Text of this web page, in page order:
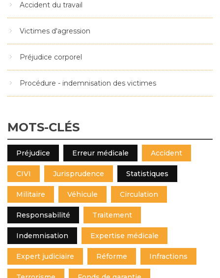
Accident du travail
Victimes d'agression
Préjudice corporel
Procédure - indemnisation des victimes
MOTS-CLÉS
Préjudice Erreur médicale Accident
CIVI Jurisprudence Statistiques
Militaire Véhicule Circulation
Responsabilité Traitement
Indemnisation Expertise médicale
Expert judiciaire Réforme Infractions